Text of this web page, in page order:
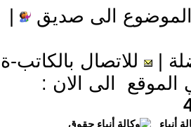
الى صديق
للاتصال بالكاتب-ة
الى الان :